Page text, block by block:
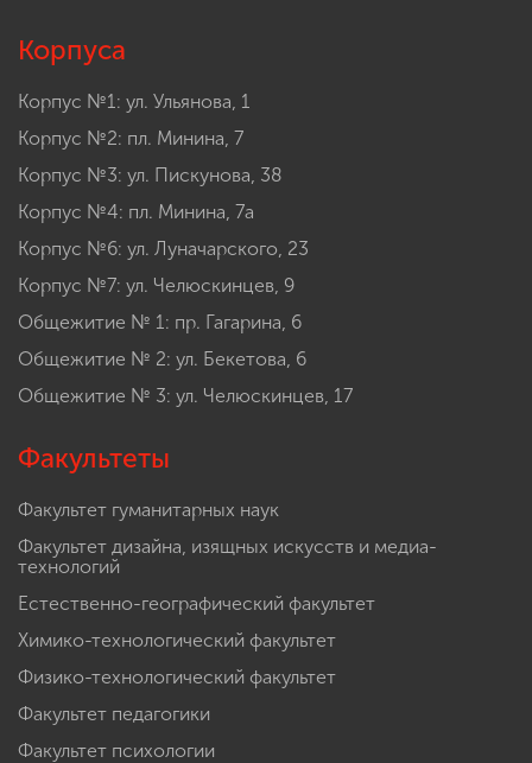
Корпуса
Корпус №1: ул. Ульянова, 1
Корпус №2: пл. Минина, 7
Корпус №3: ул. Пискунова, 38
Корпус №4: пл. Минина, 7а
Корпус №6: ул. Луначарского, 23
Корпус №7: ул. Челюскинцев, 9
Общежитие № 1: пр. Гагарина, 6
Общежитие № 2: ул. Бекетова, 6
Общежитие № 3: ул. Челюскинцев, 17
Факультеты
Факультет гуманитарных наук
Факультет дизайна, изящных искусств и медиа-
технологий
Естественно-географический факультет
Химико-технологический факультет
Физико-технологический факультет
Факультет педагогики
Факультет психологии